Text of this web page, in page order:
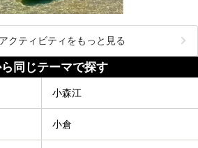
クティビティをもっと見る
同じテーマで探す
小森江
小倉